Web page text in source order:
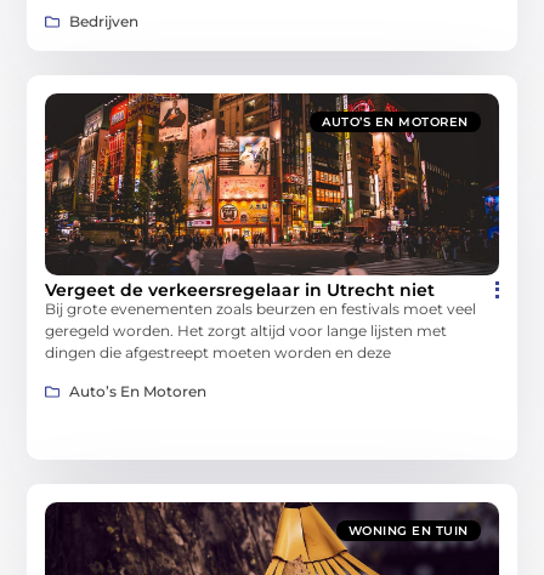
Bedrijven
AUTO’S EN MOTOREN
Vergeet de verkeersregelaar in Utrecht niet
Bij grote evenementen zoals beurzen en festivals moet veel
geregeld worden. Het zorgt altijd voor lange lijsten met
dingen die afgestreept moeten worden en deze
Auto’s En Motoren
WONING EN TUIN